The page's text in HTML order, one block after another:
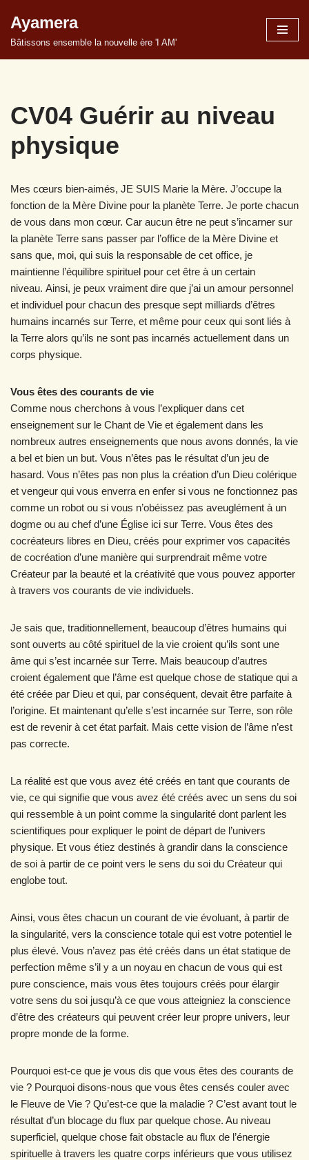
Aller
Ayamera
Bâtissons ensemble la nouvelle ère 'I AM'
CV04 Guérir au niveau
physique
Mes cœurs bien-aimés, JE SUIS Marie la Mère. J’occupe la
fonction de la Mère Divine pour la planète Terre. Je porte chacun
de vous dans mon cœur. Car aucun être ne peut s’incarner sur
la planète Terre sans passer par l’office de la Mère Divine et
sans que, moi, qui suis la responsable de cet office, je
maintienne l’équilibre spirituel pour cet être à un certain
niveau. Ainsi, je peux vraiment dire que j’ai un amour personnel
et individuel pour chacun des presque sept milliards d’êtres
humains incarnés sur Terre, et même pour ceux qui sont liés à
la Terre alors qu’ils ne sont pas incarnés actuellement dans un
corps physique.
Vous êtes des courants de vie
Comme nous cherchons à vous l’expliquer dans cet
enseignement sur le Chant de Vie et également dans les
nombreux autres enseignements que nous avons donnés, la vie
a bel et bien un but. Vous n’êtes pas le résultat d’un jeu de
hasard. Vous n’êtes pas non plus la création d’un Dieu colérique
et vengeur qui vous enverra en enfer si vous ne fonctionnez pas
comme un robot ou si vous n’obéissez pas aveuglément à un
dogme ou au chef d’une Église ici sur Terre. Vous êtes des
cocréateurs libres en Dieu, créés pour exprimer vos capacités
de cocréation d’une manière qui surprendrait même votre
Créateur par la beauté et la créativité que vous pouvez apporter
à travers vos courants de vie individuels.
Je sais que, traditionnellement, beaucoup d’êtres humains qui
sont ouverts au côté spirituel de la vie croient qu’ils sont une
âme qui s’est incarnée sur Terre. Mais beaucoup d’autres
croient également que l’âme est quelque chose de statique qui a
été créée par Dieu et qui, par conséquent, devait être parfaite à
l’origine. Et maintenant qu’elle s’est incarnée sur Terre, son rôle
est de revenir à cet état parfait. Mais cette vision de l’âme n’est
pas correcte.
La réalité est que vous avez été créés en tant que courants de
vie, ce qui signifie que vous avez été créés avec un sens du soi
qui ressemble à un point comme la singularité dont parlent les
scientifiques pour expliquer le point de départ de l’univers
physique. Et vous étiez destinés à grandir dans la conscience
de soi à partir de ce point vers le sens du soi du Créateur qui
englobe tout.
Ainsi, vous êtes chacun un courant de vie évoluant, à partir de
la singularité, vers la conscience totale qui est votre potentiel le
plus élevé. Vous n’avez pas été créés dans un état statique de
perfection même s’il y a un noyau en chacun de vous qui est
pure conscience, mais vous êtes toujours créés pour élargir
votre sens du soi jusqu’à ce que vous atteigniez la conscience
d’être des créateurs qui peuvent créer leur propre univers, leur
propre monde de la forme.
Pourquoi est-ce que je vous dis que vous êtes des courants de
vie ? Pourquoi disons-nous que vous êtes censés couler avec
le Fleuve de Vie ? Qu’est-ce que la maladie ? C’est avant tout le
résultat d’un blocage du flux par quelque chose. Au niveau
superficiel, quelque chose fait obstacle au flux de l’énergie
spirituelle à travers les quatre corps inférieurs que vous utilisez